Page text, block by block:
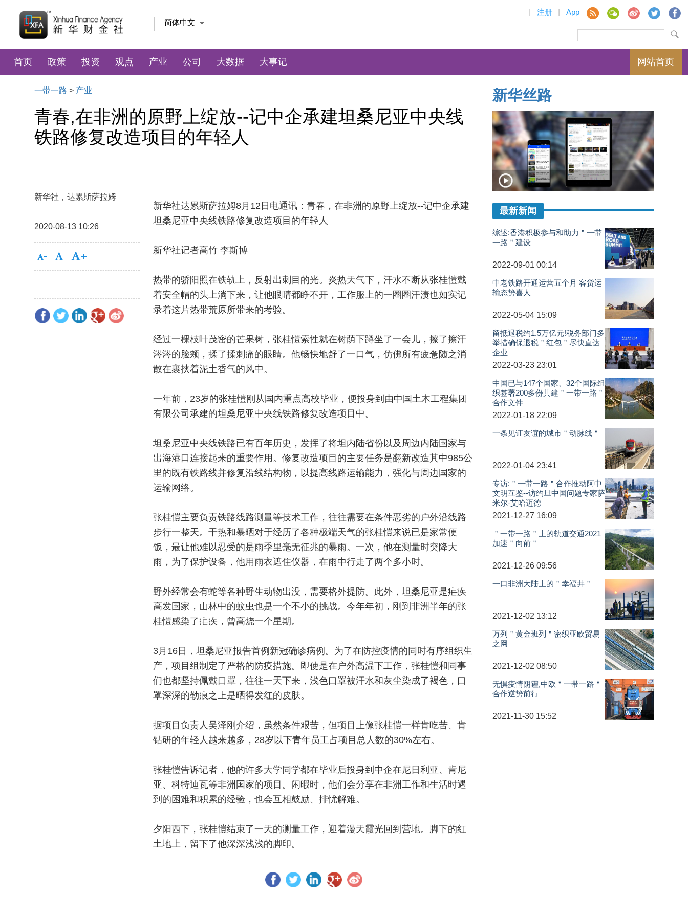
简体中文
注册 App
网站首页
首页 政策 投资 观点 产业 公司 大数据 大事记
一带一路 > 产业
青春,在非洲的原野上绽放--记中企承建坦桑尼亚中央线
铁路修复改造项目的年轻人
新华社，达累斯萨拉姆
2020-08-13 10:26
新华社达累斯萨拉姆8月12日电通讯：青春，在非洲的原野上绽放--记中企承建
坦桑尼亚中央线铁路修复改造项目的年轻人
新华社记者高竹 李斯博
热带的骄阳照在铁轨上，反射出刺目的光。炎热天气下，汗水不断从张桂愷戴
着安全帽的头上淌下来，让他眼睛都睁不开，工作服上的一圈圈汗渍也如实记
录着这片热带荒原所带来的考验。
经过一棵枝叶茂密的芒果树，张桂愷索性就在树荫下蹲坐了一会儿，擦了擦汗
涔涔的脸颊，揉了揉刺痛的眼睛。他畅快地舒了一口气，仿佛所有疲惫随之消
散在裹挟着泥土香气的风中。
一年前，23岁的张桂愷刚从国内重点高校毕业，便投身到由中国土木工程集团
有限公司承建的坦桑尼亚中央线铁路修复改造项目中。
坦桑尼亚中央线铁路已有百年历史，发挥了将坦内陆省份以及周边内陆国家与
出海港口连接起来的重要作用。修复改造项目的主要任务是翻新改造其中985公
里的既有铁路线并修复沿线结构物，以提高线路运输能力，强化与周边国家的
运输网络。
张桂愷主要负责铁路线路测量等技术工作，往往需要在条件恶劣的户外沿线路
步行一整天。干热和暴晒对于经历了各种极端天气的张桂愷来说已是家常便
饭，最让他难以忍受的是雨季里毫无征兆的暴雨。一次，他在测量时突降大
雨，为了保护设备，他用雨衣遮住仪器，在雨中行走了两个多小时。
野外经常会有蛇等各种野生动物出没，需要格外提防。此外，坦桑尼亚是疟疾
高发国家，山林中的蚊虫也是一个不小的挑战。今年年初，刚到非洲半年的张
桂愷感染了疟疾，曾高烧一个星期。
3月16日，坦桑尼亚报告首例新冠确诊病例。为了在防控疫情的同时有序组织生
产，项目组制定了严格的防疫措施。即使是在户外高温下工作，张桂愷和同事
们也都坚持佩戴口罩，往往一天下来，浅色口罩被汗水和灰尘染成了褐色，口
罩深深的勒痕之上是晒得发红的皮肤。
据项目负责人吴泽刚介绍，虽然条件艰苦，但项目上像张桂愷一样肯吃苦、肯
钻研的年轻人越来越多，28岁以下青年员工占项目总人数的30%左右。
张桂愷告诉记者，他的许多大学同学都在毕业后投身到中企在尼日利亚、肯尼
亚、科特迪瓦等非洲国家的项目。闲暇时，他们会分享在非洲工作和生活时遇
到的困难和积累的经验，也会互相鼓励、排忧解难。
夕阳西下，张桂愷结束了一天的测量工作，迎着漫天霞光回到营地。脚下的红
土地上，留下了他深深浅浅的脚印。
新华丝路
最新新闻
综述:香港积极参与和助力＂一带
一路＂建设
2022-09-01 00:14
中老铁路开通运营五个月 客货运
输态势喜人
2022-05-04 15:09
留抵退税约1.5万亿元!税务部门多
举措确保退税＂红包＂尽快直达
企业
2022-03-23 23:01
中国已与147个国家、32个国际组
织签署200多份共建＂一带一路＂
合作文件
2022-01-18 22:09
一条见证友谊的城市＂动脉线＂
2022-01-04 23:41
专访:＂一带一路＂合作推动阿中
文明互鉴--访约旦中国问题专家萨
米尔·艾哈迈德
2021-12-27 16:09
＂一带一路＂上的轨道交通2021
加速＂向前＂
2021-12-26 09:56
一口非洲大陆上的＂幸福井＂
2021-12-02 13:12
万列＂黄金班列＂密织亚欧贸易
之网
2021-12-02 08:50
无惧疫情阴霾,中欧＂一带一路＂
合作逆势前行
2021-11-30 15:52